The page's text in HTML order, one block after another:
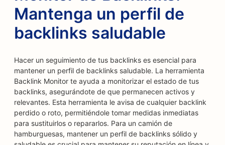
Mantenga un perfil de
backlinks saludable
Hacer un seguimiento de tus backlinks es esencial para
mantener un perfil de backlinks saludable. La herramienta
Backlink Monitor te ayuda a monitorizar el estado de tus
backlinks, asegurándote de que permanecen activos y
relevantes. Esta herramienta le avisa de cualquier backlink
perdido o roto, permitiéndole tomar medidas inmediatas
para sustituirlos o repararlos. Para un camión de
hamburguesas, mantener un perfil de backlinks sólido y